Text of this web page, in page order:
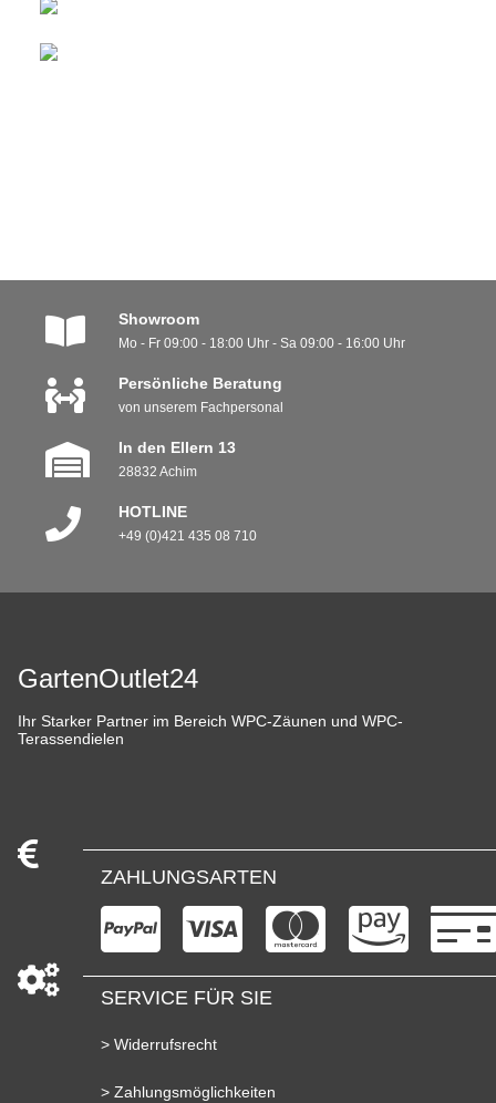
Showroom
Mo - Fr 09:00 - 18:00 Uhr - Sa 09:00 - 16:00 Uhr
Persönliche Beratung
von unserem Fachpersonal
In den Ellern 13
28832 Achim
HOTLINE
+49 (0)421 435 08 710
GartenOutlet24
Ihr Starker Partner im Bereich WPC-Zäunen und WPC-
Terassendielen
ZAHLUNGSARTEN
SERVICE FÜR SIE
> Widerrufsrecht
> Zahlungsmöglichkeiten